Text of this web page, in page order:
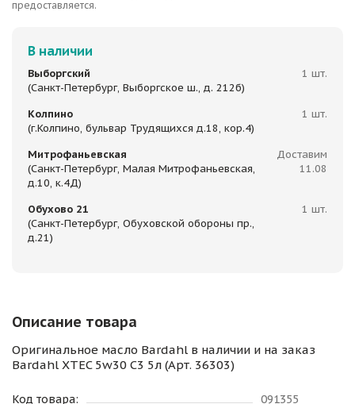
предоставляется.
В наличии
Выборгский
(Санкт-Петербург, Выборгское ш., д. 212б)
1 шт.
Колпино
(г.Колпино, бульвар Трудящихся д.18, кор.4)
1 шт.
Митрофаньевская
(Санкт-Петербург, Малая Митрофаньевская,
д.10, к.4Д)
Доставим
11.08
Обухово 21
(Санкт-Петербург, Обуховской обороны пр.,
д.21)
1 шт.
Описание товара
Оригинальное масло Bardahl в наличии и на заказ
Bardahl XTEC 5w30 C3 5л (Арт. 36303)
Код товара:
091355